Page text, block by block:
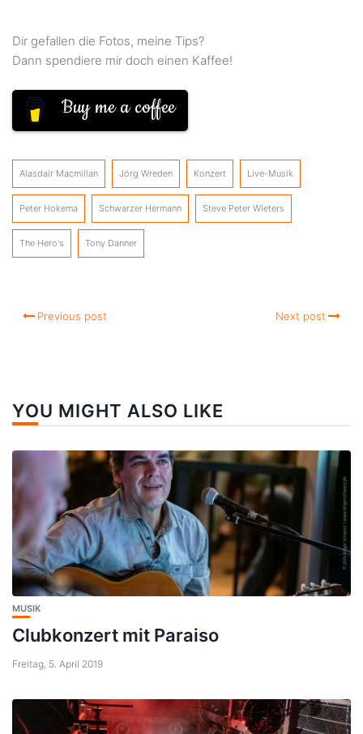
Dir gefallen die Fotos, meine Tips?
Dann spendiere mir doch einen Kaffee!
Buy me a coffee
Alasdair Macmillan Jörg Wreden Konzert Live-Musik
Peter Hokema Schwarzer Hermann Steve Peter Wieters
The Hero's Tony Danner
Previous post Next post
YOU MIGHT ALSO LIKE
MUSIK
Clubkonzert mit Paraiso
Freitag, 5. April 2019